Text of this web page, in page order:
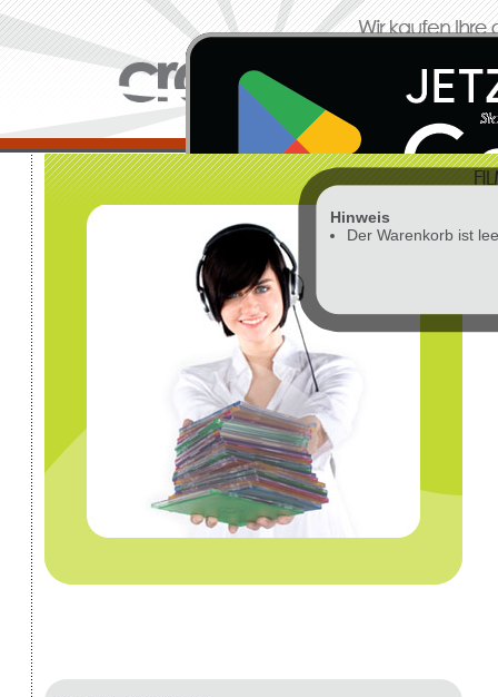
Hinweis
Der Warenkorb ist